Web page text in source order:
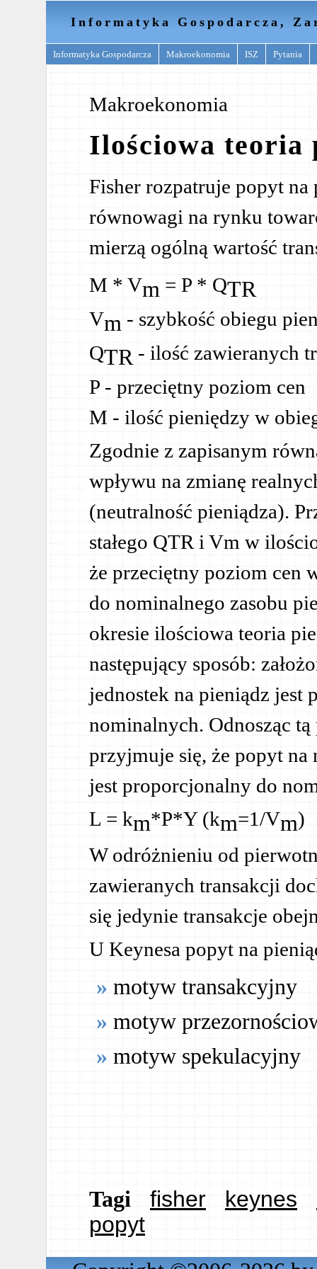
Informatyka Gospodarcza,
Informatyka Gospodarcza Makroekonomia ISZ Pytania
Makroekonomia
Ilościowa teoria
Fisher rozpatruje popyt na
równowagi na rynku
mierzą ogólną wartość
M * Vm = P * QTR
Vm - szybkość obiegu
QTR - ilość zawieranych
P - przeciętny poziom cen
M - ilość pieniędzy w
Zgodnie z zapisanym
wpływu na zmianę
(neutralność pieniądza).
stałego QTR i Vm w
że przeciętny poziom cen
do nominalnego zasobu
okresie ilościowa teoria
następujący sposób:
jednostek na pieniądz
nominalnych. Odnosząc tą
przyjmuje się, że popyt
jest proporcjonalny do
L = km*P*Y (km=1/Vm)
W odróżnieniu od
zawieranych transakcji
się jedynie transakcje
U Keynesa popyt na
motyw transakcyjny
motyw
motyw spekulacyjny
Tagi fisher keynes
popyt